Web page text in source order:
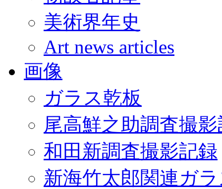
美術界年史
Art news articles
画像
ガラス乾板
尾高鮮之助調査撮
和田新調査撮影記録
新海竹太郎関連ガ